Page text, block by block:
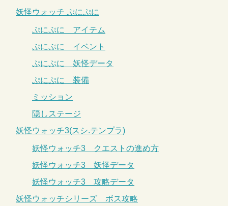
妖怪ウォッチ ぷにぷに
ぷにぷに アイテム
ぷにぷに イベント
ぷにぷに 妖怪データ
ぷにぷに 装備
ミッション
隠しステージ
妖怪ウォッチ3(スシ.テンプラ)
妖怪ウォッチ3 クエストの進め方
妖怪ウォッチ3 妖怪データ
妖怪ウォッチ3 攻略データ
妖怪ウォッチシリーズ ボス攻略